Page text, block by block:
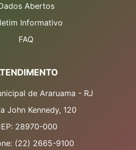
Abertos
Informativo
FAQ
de Araruama - RJ
John Kennedy, 120
28970-000
(22) 2665-9100